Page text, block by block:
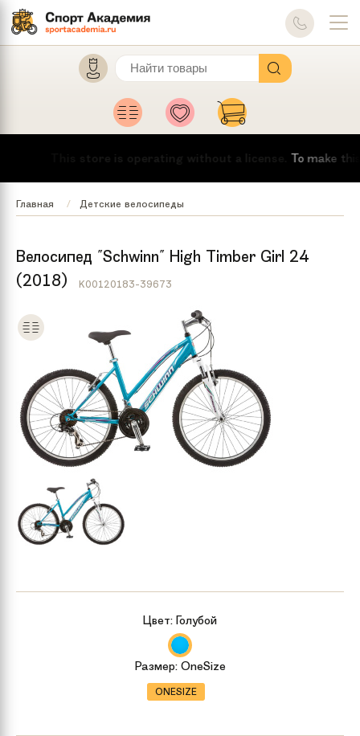
This store is operating without a license. To make this
Главная Детские велосипеды
Велосипед "Schwinn" High Timber Girl 24
(2018)
K00120183-39673
Цвет: Голубой
Размер: OneSize
ONESIZE